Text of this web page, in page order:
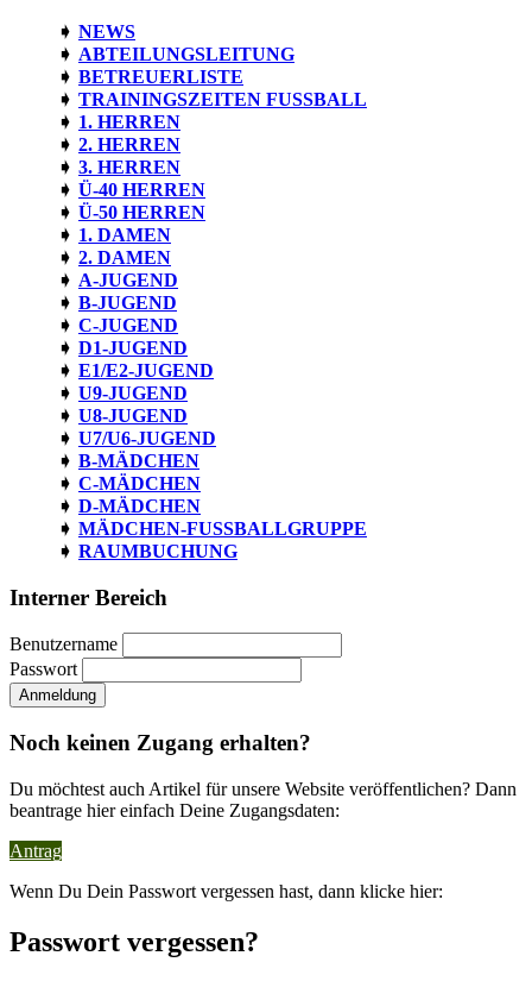
NEWS
ABTEILUNGSLEITUNG
BETREUERLISTE
TRAININGSZEITEN FUSSBALL
1. HERREN
2. HERREN
3. HERREN
Ü-40 HERREN
Ü-50 HERREN
1. DAMEN
2. DAMEN
A-JUGEND
B-JUGEND
C-JUGEND
D1-JUGEND
E1/E2-JUGEND
U9-JUGEND
U8-JUGEND
U7/U6-JUGEND
B-MÄDCHEN
C-MÄDCHEN
D-MÄDCHEN
MÄDCHEN-FUSSBALLGRUPPE
RAUMBUCHUNG
Interner Bereich
Benutzername
Passwort
Noch keinen Zugang erhalten?
Du möchtest auch Artikel für unsere Website veröffentlichen? Dann
beantrage hier einfach Deine Zugangsdaten:
Antrag
Wenn Du Dein Passwort vergessen hast, dann klicke hier:
Passwort vergessen?